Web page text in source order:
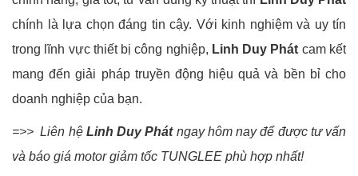
chính là lựa chọn đáng tin cậy. Với kinh nghiệm và uy tín
trong lĩnh vực thiết bị công nghiệp, Linh Duy Phát cam kết
mang đến giải pháp truyền động hiệu quả và bền bỉ cho
doanh nghiệp của bạn.
=>> Liên hệ Linh Duy Phátngay hôm nay để được tư vấn
và báo giá motor giảm tốc TUNGLEE phù hợp nhất!